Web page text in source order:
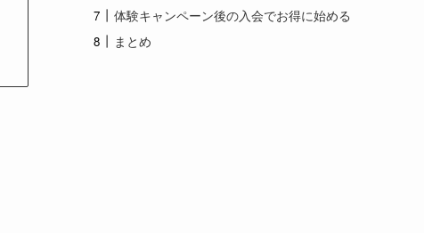
体験キャンペーン後の入会でお得に始める
まとめ